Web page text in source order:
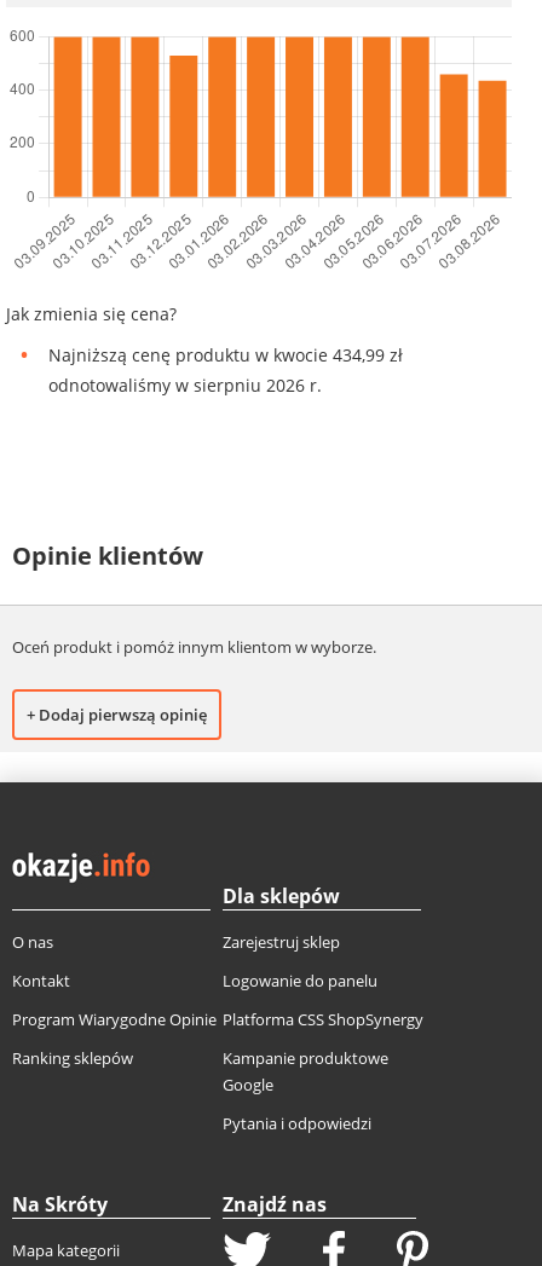
Jak zmienia się cena?
Najniższą cenę produktu w kwocie 434,99 zł
odnotowaliśmy w sierpniu 2026 r.
Opinie klientów
Oceń produkt i pomóż innym klientom w wyborze.
+ Dodaj pierwszą opinię
O nas
Kontakt
Program Wiarygodne Opinie
Ranking sklepów
Dla sklepów
Zarejestruj sklep
Logowanie do panelu
Platforma CSS ShopSynergy
Kampanie produktowe
Google
Pytania i odpowiedzi
Na Skróty
Mapa kategorii
Znajdź nas